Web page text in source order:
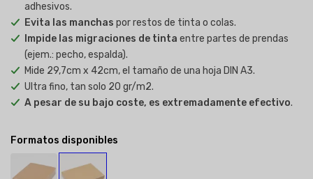
adhesivos.
Evita las manchas por restos de tinta o colas.
Impide las migraciones de tinta entre partes de prendas
(ejem.: pecho, espalda).
Mide 29,7cm x 42cm, el tamaño de una hoja DIN A3.
Ultra fino, tan solo 20 gr/m2.
A pesar de su bajo coste, es extremadamente efectivo.
Formatos disponibles